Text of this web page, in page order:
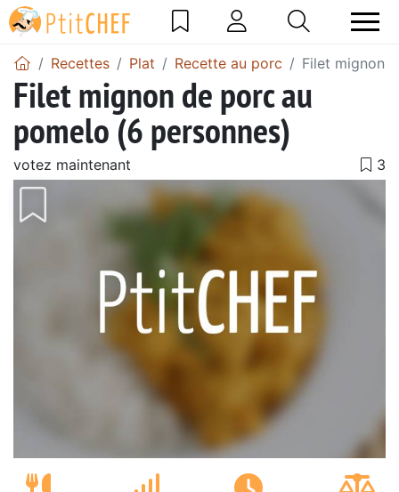
Recettes Plat Recette au porc Filet mignon
Filet mignon de porc au
pomelo (6 personnes)
votez maintenant